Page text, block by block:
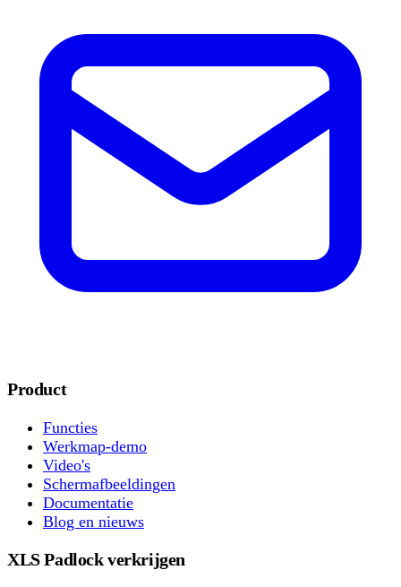
Product
Functies
Werkmap-demo
Video's
Schermafbeeldingen
Documentatie
Blog en nieuws
XLS Padlock verkrijgen